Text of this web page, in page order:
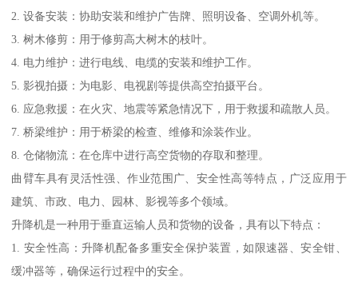
2. 设备安装：协助安装和维护广告牌、照明设备、空调外机等。
3. 树木修剪：用于修剪高大树木的枝叶。
4. 电力维护：进行电线、电缆的安装和维护工作。
5. 影视拍摄：为电影、电视剧等提供高空拍摄平台。
6. 应急救援：在火灾、地震等紧急情况下，用于救援和疏散人员。
7. 桥梁维护：用于桥梁的检查、维修和涂装作业。
8. 仓储物流：在仓库中进行高空货物的存取和整理。
曲臂车具有灵活性强、作业范围广、安全性高等特点，广泛应用于
建筑、市政、电力、园林、影视等多个领域。
升降机是一种用于垂直运输人员和货物的设备，具有以下特点：
1. 安全性高：升降机配备多重安全保护装置，如限速器、安全钳、
缓冲器等，确保运行过程中的安全。